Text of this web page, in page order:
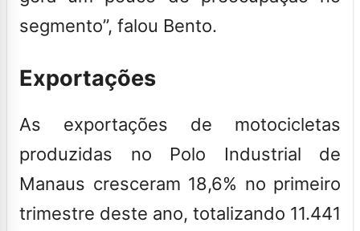
segmento”, falou Bento.
Exportações
As exportações de motocicletas
produzidas no Polo Industrial de
Manaus cresceram 18,6% no primeiro
trimestre deste ano, totalizando 11.441